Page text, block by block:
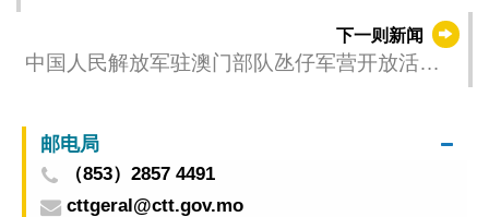
下一则新闻
中国人民解放军驻澳门部队氹仔军营开放活动
邮电局
（853）2857 4491
cttgeral@ctt.gov.mo